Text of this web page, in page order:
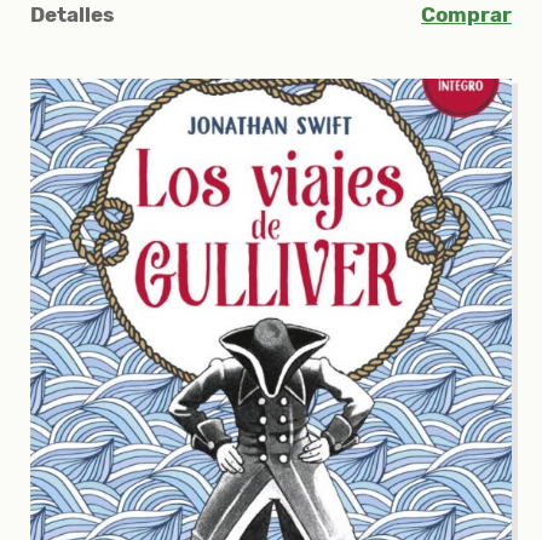
Detalles Comprar